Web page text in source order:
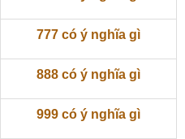
777 có ý nghĩa gì
888 có ý nghĩa gì
999 có ý nghĩa gì